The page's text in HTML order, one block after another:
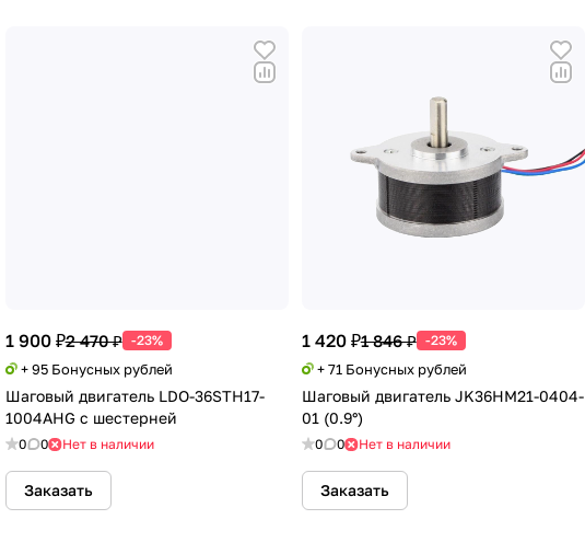
1 900 ₽2 470 ₽ -23%
+ 95 Бонусных рублей
Шаговый двигатель LDO-36STH17-
1004AHG с шестерней
0 0 Нет в наличии
Заказать
1 420 ₽1 846 ₽ -23%
+ 71 Бонусных рублей
Шаговый двигатель JK36HM21-0404-
01 (0.9°)
0 0 Нет в наличии
Заказать